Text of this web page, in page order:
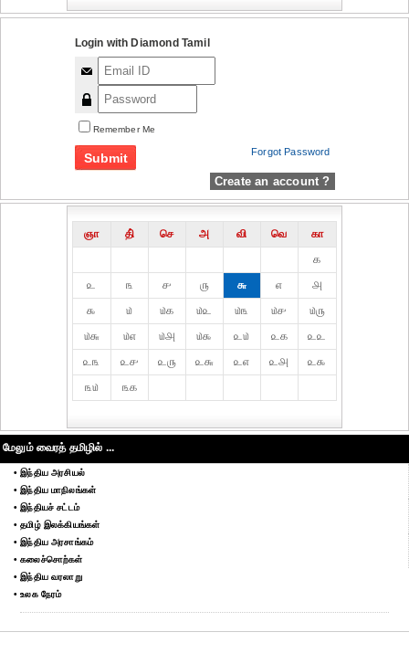
Login with Diamond Tamil
Remember Me
Forgot Password
Create an account ?
ஞா தி் செ அ வி வெ
கா
௧
௨
௩ ௪ ௫ ௬ ௭
௮
௯
௰ ௰௧ ௰௨ ௰௩ ௰௪
௰௫
௰௬
௰௭ ௰௮ ௰௯ ௨௰ ௨௧
௨௨
௨௩
௨௪ ௨௫ ௨௬ ௨௭ ௨௮
௨௯
௩௰
௩௧
மேலும் வைரத் தமிழில் ...
• இந்திய அரசியல்
• இந்திய மாநிலங்கள்
• இந்தியச் சட்டம்
• தமிழ் இலக்கியங்கள்
• இந்திய அரசாங்கம்
• கலைச்சொற்கள்
• இந்திய வரலாறு
• உலக நேரம்